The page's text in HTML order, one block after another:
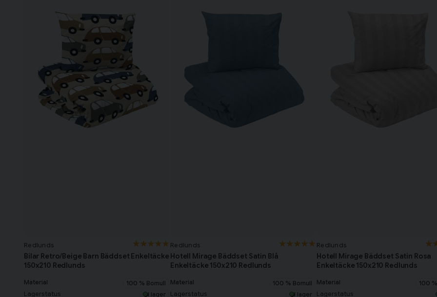
Redlunds
Bilar Retro/Beige Barn Bäddset Enkeltäcke
150x210 Redlunds
Material 100 % Bomull
Lagerstatus I lager
Redlunds
Hotell Mirage Bäddset Satin Blå
Enkeltäcke 150x210 Redlunds
Material 100 % Bomull
Lagerstatus I lager
Redlunds
Hotell Mirage Bäddset Satin Rosa
Enkeltäcke 150x210 Redlunds
Material 100
Lagerstatus